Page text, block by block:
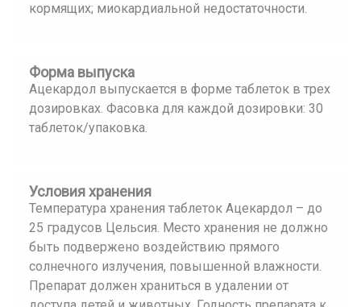
кормящих; миокардиальной недостаточности.
Форма выпуска
Ацекардол выпускается в форме таблеток в трех
дозировках. Фасовка для каждой дозировки: 30
таблеток/упаковка.
Условия хранения
Температура хранения таблеток Ацекардол – до
25 градусов Цельсия. Место хранения не должно
быть подвержено воздействию прямого
солнечного излучения, повышенной влажности.
Препарат должен храниться в удалении от